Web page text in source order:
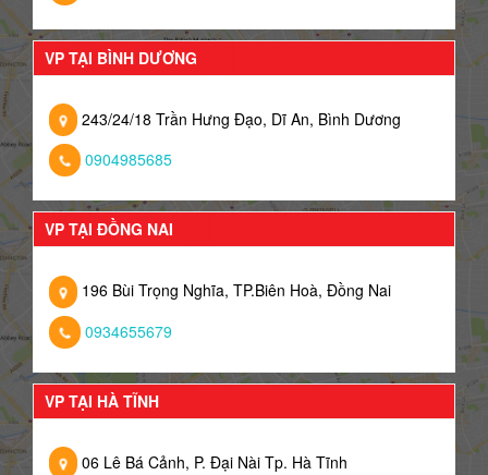
VP TẠI BÌNH DƯƠNG
243/24/18 Trần Hưng Đạo, Dĩ An, Bình Dương
0904985685
VP TẠI ĐỒNG NAI
196 Bùi Trọng Nghĩa, TP.Biên Hoà, Đồng Nai
0934655679
VP TẠI HÀ TĨNH
06 Lê Bá Cảnh, P. Đại Nài Tp. Hà Tĩnh